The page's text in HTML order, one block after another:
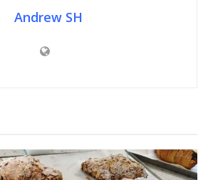
Andrew SH